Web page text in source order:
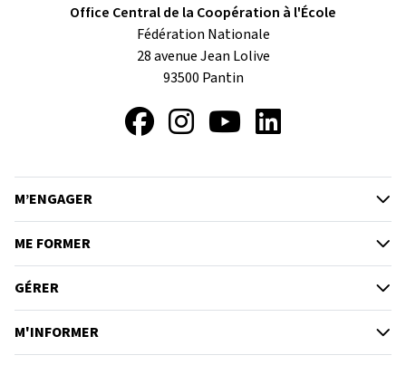
Office Central de la Coopération à l'École
Fédération Nationale
28 avenue Jean Lolive
93500 Pantin
FacebookInstagramYouTube
M’ENGAGER
ME FORMER
GÉRER
M'INFORMER